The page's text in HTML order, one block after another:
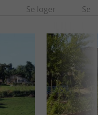
Se loger Se